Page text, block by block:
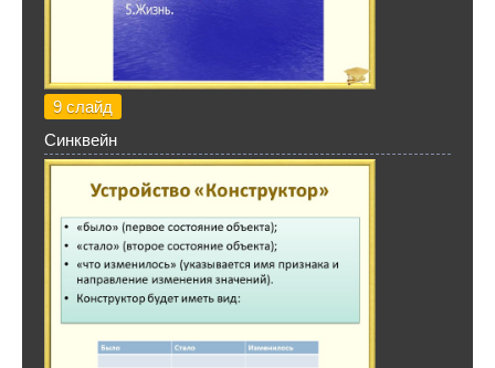
9 слайд
Синквейн